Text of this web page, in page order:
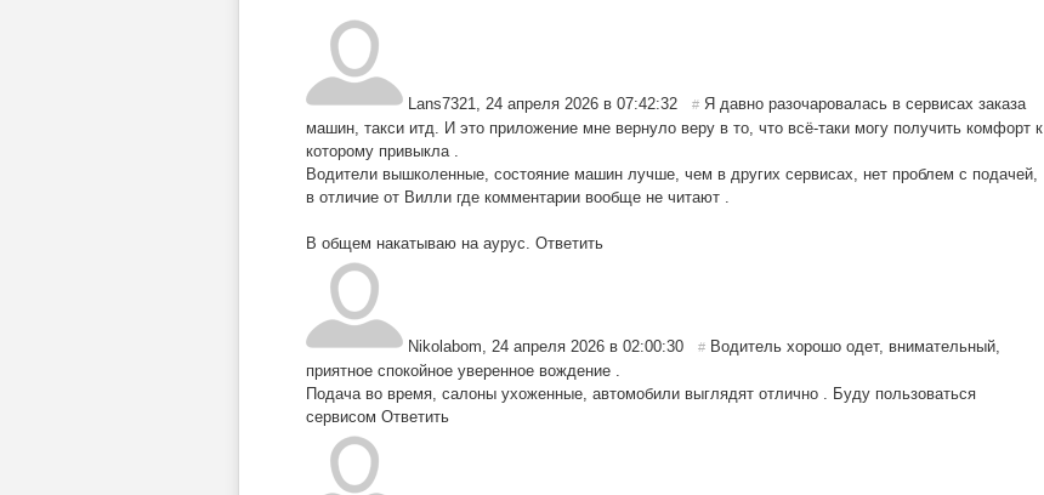
Lans7321 24 апреля 2026 в 07:42:32 # Я давно разочаровалась в сервисах заказа
машин, такси итд. И это приложение мне вернуло веру в то, что всё-таки могу получить комфорт к
которому привыкла .
Водители вышколенные, состояние машин лучше, чем в других сервисах, нет проблем с подачей,
в отличие от Вилли где комментарии вообще не читают .
В общем накатываю на аурус. Ответить
Nikolabom 24 апреля 2026 в 02:00:30 # Водитель хорошо одет, внимательный,
приятное спокойное уверенное вождение .
Подача во время, салоны ухоженные, автомобили выглядят отлично . Буду пользоваться
сервисом Ответить